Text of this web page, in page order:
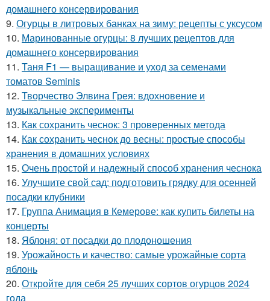
домашнего консервирования
9. Огурцы в литровых банках на зиму: рецепты с уксусом
10. Маринованные огурцы: 8 лучших рецептов для
домашнего консервирования
11. Таня F1 — выращивание и уход за семенами
томатов Seminis
12. Творчество Элвина Грея: вдохновение и
музыкальные эксперименты
13. Как сохранить чеснок: 3 проверенных метода
14. Как сохранить чеснок до весны: простые способы
хранения в домашних условиях
15. Очень простой и надежный способ хранения чеснока
16. Улучшите свой сад: подготовить грядку для осенней
посадки клубники
17. Группа Анимация в Кемерове: как купить билеты на
концерты
18. Яблоня: от посадки до плодоношения
19. Урожайность и качество: самые урожайные сорта
яблонь
20. Откройте для себя 25 лучших сортов огурцов 2024
года